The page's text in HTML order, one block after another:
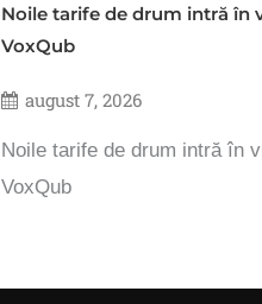
Noile tarife de drum intră în
VoxQub
august 7, 2026
Noile tarife de drum intră în
VoxQub